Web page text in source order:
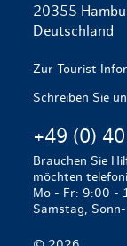
20355
Deutschland
Zur Tourist
Schreiben Sie
+49 (0)
Brauchen Sie
möchten
Mo - Fr: 9:00 -
Samstag,